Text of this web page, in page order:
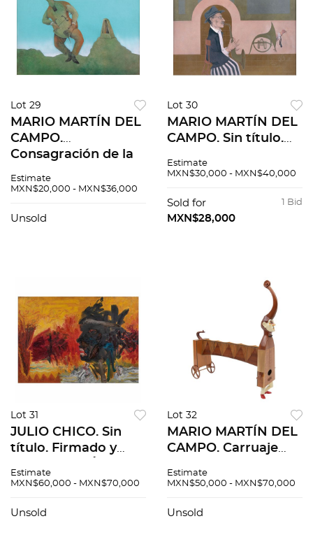
Lot 29
MARIO MARTÍN DEL
CAMPO.
Consagración de la
y fechado 90.
lápiz de grafito s/
Estimate
MXN$20,000 - MXN$36,000
Unsold
Lot 30
MARIO MARTÍN DEL
CAMPO. Sin título.
89. Acrílico, pastel y
sobre madera. 53 x
73 cm
Estimate
MXN$30,000 - MXN$40,000
1 Bid
Sold for
MXN$28,000
Lot 31
JULIO CHICO. Sin
título. Firmado y
sobre tela. 120 x 172.5
Estimate
MXN$60,000 - MXN$70,000
Unsold
Lot 32
MARIO MARTÍN DEL
CAMPO. Carruaje
Escultura en madera
78 x 86 x 25 cm
Estimate
MXN$50,000 - MXN$70,000
Unsold